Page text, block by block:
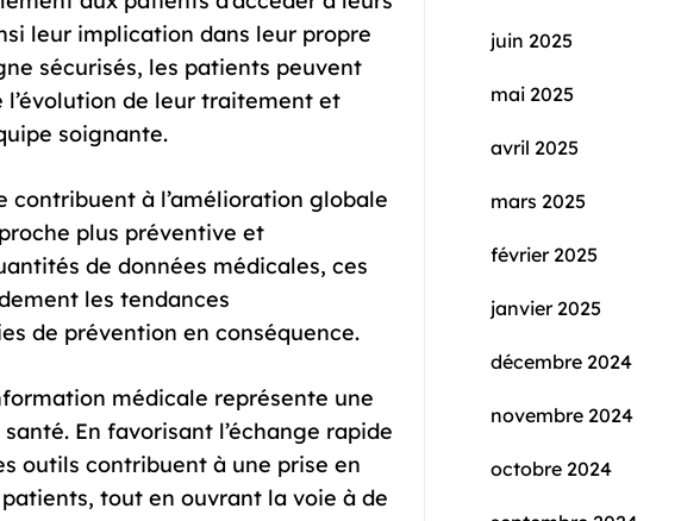
leur implication dans leur propre
sécurisés, les patients peuvent
l’évolution de leur traitement et
soignante.
contribuent à l’amélioration globale
plus préventive et
de données médicales, ces
les tendances
de prévention en conséquence.
médicale représente une
En favorisant l’échange rapide
outils contribuent à une prise en
tout en ouvrant la voie à de
juin 2025
mai 2025
avril 2025
mars 2025
février 2025
janvier 2025
décembre 2024
novembre 2024
octobre 2024